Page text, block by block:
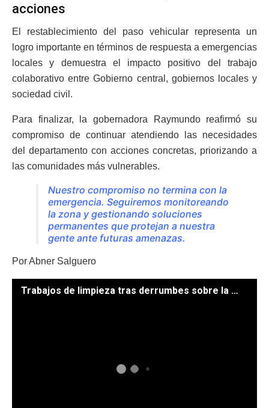
acciones
El restablecimiento del paso vehicular representa un
logro importante en términos de respuesta a emergencias
locales y demuestra el impacto positivo del trabajo
colaborativo entre Gobierno central, gobiernos locales y
sociedad civil.
Para finalizar, la gobernadora Raymundo reafirmó su
compromiso de continuar atendiendo las necesidades
del departamento con acciones concretas, priorizando a
las comunidades más vulnerables.
Nuestro compromiso no termina con la
emergencia. Seguiremos monitoreando
la zona y gestionando soluciones
permanentes que protejan a nuestra
gente ante futuras amenazas.
Por Abner Salguero
Trabajos de limpieza tras derrumbes sobre la carretera. / Foto: Comred.